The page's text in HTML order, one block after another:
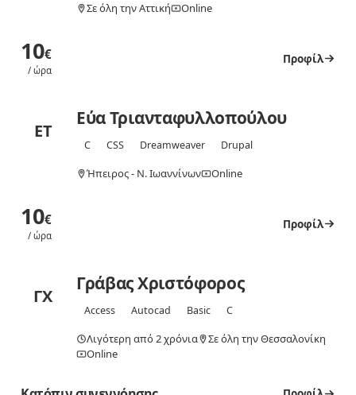
Σε όλη την Αττική Online
10€
/ ώρα
Προφίλ
ΕΤ
Εύα Τριανταφυλλοπούλου
C CSS Dreamweaver Drupal
Ήπειρος - Ν. Ιωαννίνων Online
10€
/ ώρα
Προφίλ
ΓΧ
Γράβας Χριστόφορος
Access Autocad Basic C
Λιγότερη από 2 χρόνια
Σε όλη την Θεσσαλονίκη
Online